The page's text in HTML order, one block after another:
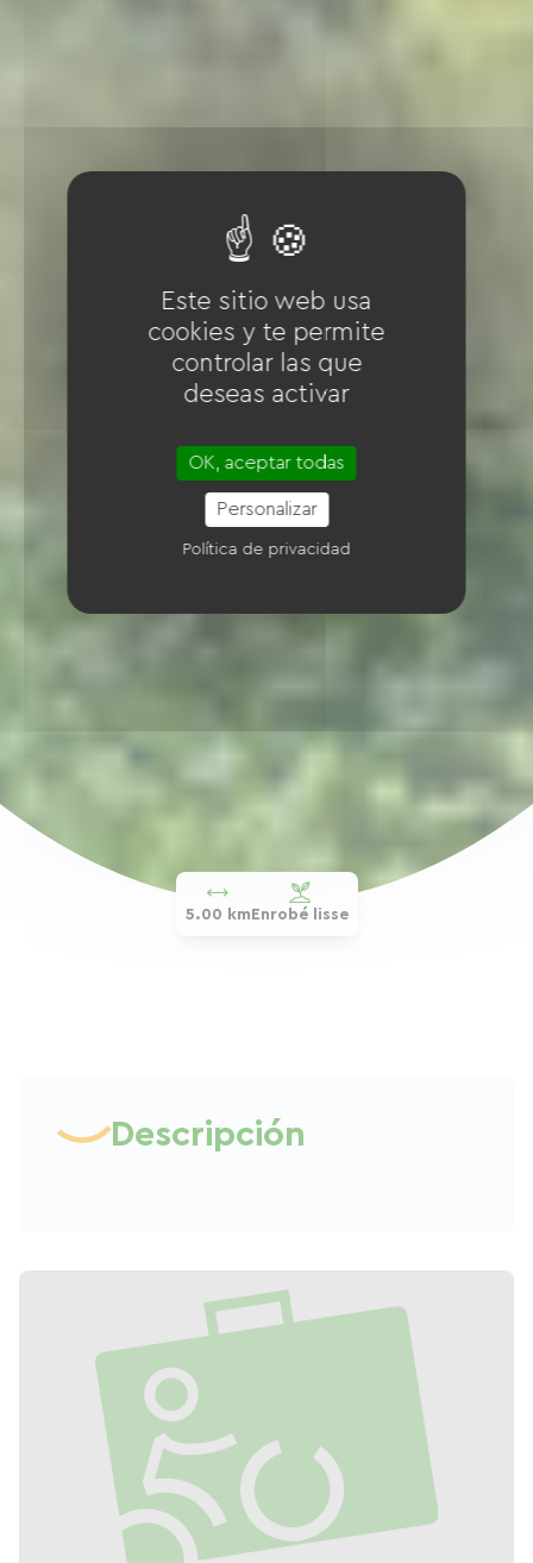
5.00 kmEnrobé lisse
Descripción
Este sitio web usa
cookies y te permite
controlar las que
deseas activar
OK, aceptar todas
Personalizar
Política de privacidad